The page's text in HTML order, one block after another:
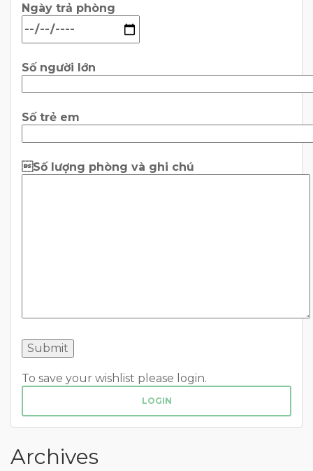
Ngày trả phòng
Số người lớn
Số trẻ em
Số lượng phòng và ghi chú
To save your wishlist please login.
LOGIN
Archives